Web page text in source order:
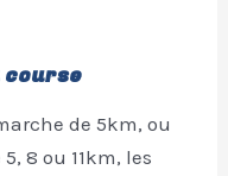
course
de 5km, ou
8 ou 11km, les